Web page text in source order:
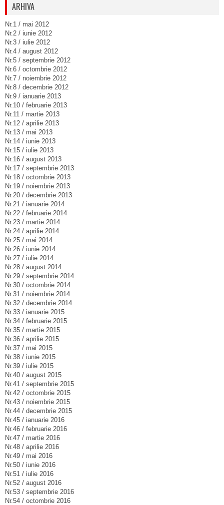
ARHIVA
Nr.1 / mai 2012
Nr.2 / iunie 2012
Nr.3 / iulie 2012
Nr.4 / august 2012
Nr.5 / septembrie 2012
Nr.6 / octombrie 2012
Nr.7 / noiembrie 2012
Nr.8 / decembrie 2012
Nr.9 / ianuarie 2013
Nr.10 / februarie 2013
Nr.11 / martie 2013
Nr.12 / aprilie 2013
Nr.13 / mai 2013
Nr.14 / iunie 2013
Nr.15 / iulie 2013
Nr.16 / august 2013
Nr.17 / septembrie 2013
Nr.18 / octombrie 2013
Nr.19 / noiembrie 2013
Nr.20 / decembrie 2013
Nr.21 / ianuarie 2014
Nr.22 / februarie 2014
Nr.23 / martie 2014
Nr.24 / aprilie 2014
Nr.25 / mai 2014
Nr.26 / iunie 2014
Nr.27 / iulie 2014
Nr.28 / august 2014
Nr.29 / septembrie 2014
Nr.30 / octombrie 2014
Nr.31 / noiembrie 2014
Nr.32 / decembrie 2014
Nr.33 / ianuarie 2015
Nr.34 / februarie 2015
Nr.35 / martie 2015
Nr.36 / aprilie 2015
Nr.37 / mai 2015
Nr.38 / iunie 2015
Nr.39 / iulie 2015
Nr.40 / august 2015
Nr.41 / septembrie 2015
Nr.42 / octombrie 2015
Nr.43 / noiembrie 2015
Nr.44 / decembrie 2015
Nr.45 / ianuarie 2016
Nr.46 / februarie 2016
Nr.47 / martie 2016
Nr.48 / aprilie 2016
Nr.49 / mai 2016
Nr.50 / iunie 2016
Nr.51 / iulie 2016
Nr.52 / august 2016
Nr.53 / septembrie 2016
Nr.54 / octombrie 2016